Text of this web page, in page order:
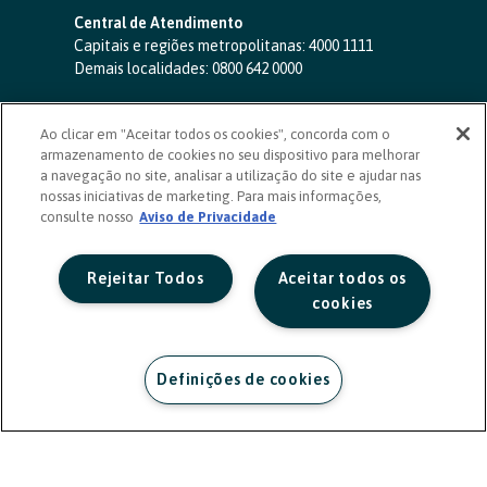
Central de Atendimento
Capitais e regiões metropolitanas: 4000 1111
Demais localidades: 0800 642 0000
SAC 24 horas-0800 724 4420
Ouvidoria
0800 725 0996
(de segunda a sexta, das 8h às 20h)
ouvidoriasicoob.com.br
Deficientes auditivos ou de fala
Ao clicar em "Aceitar todos os cookies", concorda com o
armazenamento de cookies no seu dispositivo para melhorar
a navegação no site, analisar a utilização do site e ajudar nas
nossas iniciativas de marketing. Para mais informações,
consulte nosso Aviso de Privacidade
Aceitar todos os
cookies
Rejeitar Todos
Definições de cookies